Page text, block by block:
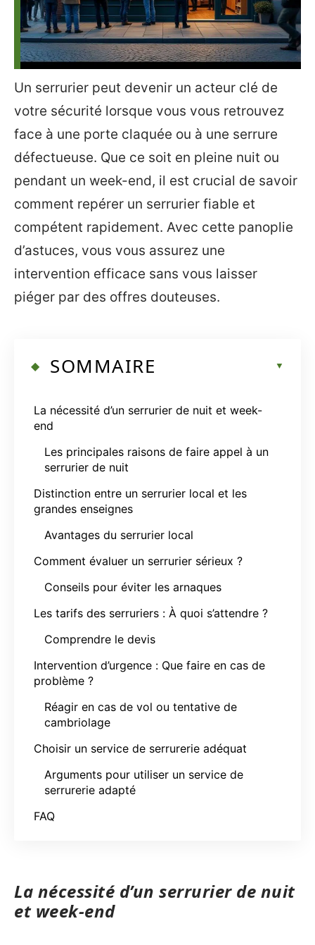
Un serrurier peut devenir un acteur clé de
votre sécurité lorsque vous vous retrouvez
face à une porte claquée ou à une serrure
défectueuse. Que ce soit en pleine nuit ou
pendant un week-end, il est crucial de savoir
comment repérer un serrurier fiable et
compétent rapidement. Avec cette panoplie
d’astuces, vous vous assurez une
intervention efficace sans vous laisser
piéger par des offres douteuses.
SOMMAIRE
La nécessité d’un serrurier de nuit et week-
end
Les principales raisons de faire appel à un
serrurier de nuit
Distinction entre un serrurier local et les
grandes enseignes
Avantages du serrurier local
Comment évaluer un serrurier sérieux ?
Conseils pour éviter les arnaques
Les tarifs des serruriers : À quoi s’attendre ?
Comprendre le devis
Intervention d’urgence : Que faire en cas de
problème ?
Réagir en cas de vol ou tentative de
cambriolage
Choisir un service de serrurerie adéquat
Arguments pour utiliser un service de
serrurerie adapté
FAQ
La nécessité d’un serrurier de nuit
et week-end